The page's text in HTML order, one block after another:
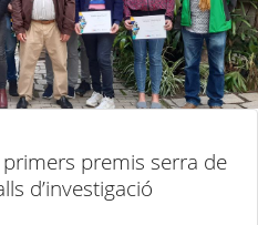
primers premis serra de
d’investigació